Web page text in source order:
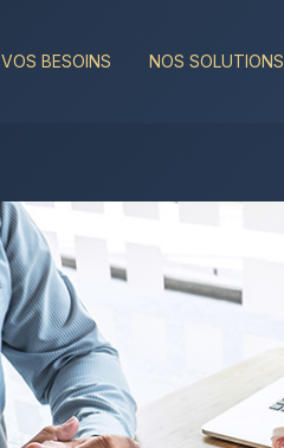
VOS BESOINS NOS SOLUTIONS